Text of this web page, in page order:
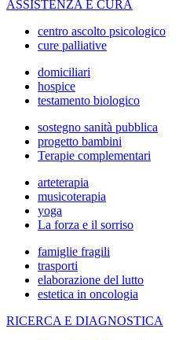
ASSISTENZA E CURA
centro ascolto psicologico
cure palliative
domiciliari
hospice
testamento biologico
sostegno sanità pubblica
progetto bambini
Terapie complementari
arteterapia
musicoterapia
yoga
La forza e il sorriso
famiglie fragili
trasporti
elaborazione del lutto
estetica in oncologia
RICERCA E DIAGNOSTICA